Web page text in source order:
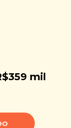
mil